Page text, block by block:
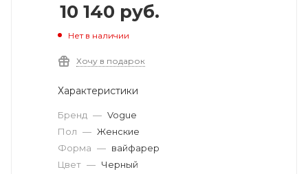
10 140 руб.
Нет в наличии
Хочу в подарок
Характеристики
Бренд — Vogue
Пол — Женские
Форма — вайфарер
Цвет — Черный